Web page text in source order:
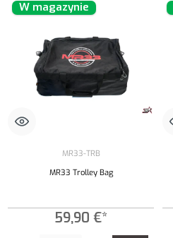
W magazynie
MR33-TRB
MR33 Trolley Bag
59,90 €*